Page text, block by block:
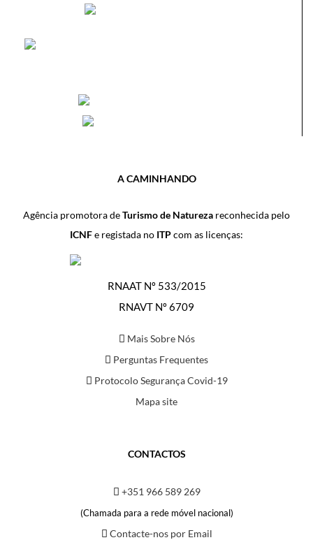
A CAMINHANDO
Agência promotora deTurismo de Natureza reconhecida pelo
ICNFe registada no ITPcom as licenças:
RNAAT Nº 533/2015
RNAVT Nº 6709
Mais Sobre Nós
Perguntas Frequentes
Protocolo Segurança Covid-19
Mapa site
CONTACTOS
+351 966 589 269
(Chamada para a rede móvel nacional)
Contacte-nos por Email